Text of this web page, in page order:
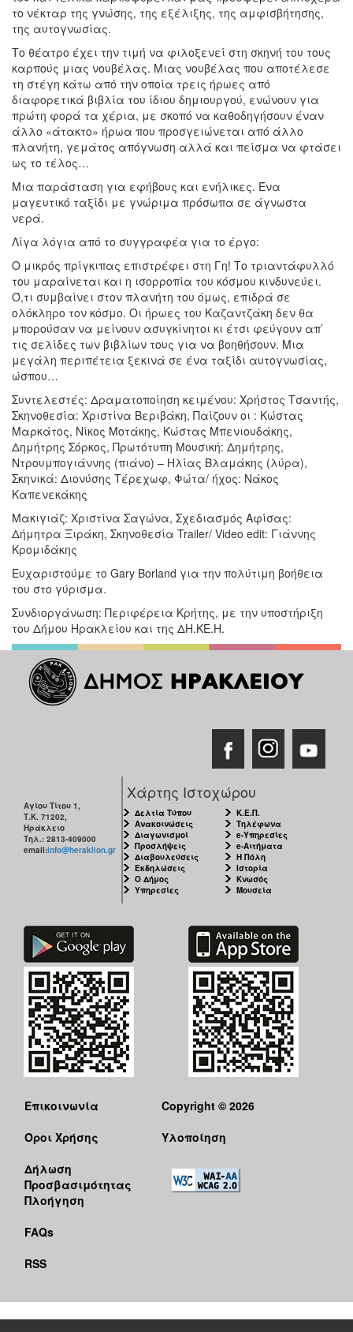
το νέκταρ της γνώσης, της εξέλιξης, της αμφισβήτησης,
της αυτογνωσίας.
Το θέατρο έχει την τιμή να φιλοξενεί στη σκηνή του τους
καρπούς μιας νουβέλας. Μιας νουβέλας που αποτέλεσε
τη στέγη κάτω από την οποία τρεις ήρωες από
διαφορετικά βιβλία του ίδιου δημιουργού, ενώνουν για
πρώτη φορά τα χέρια, με σκοπό να καθοδηγήσουν έναν
άλλο «άτακτο» ήρωα που προσγειώνεται από άλλο
πλανήτη, γεμάτος απόγνωση αλλά και πείσμα να φτάσει
ως το τέλος…
Μια παράσταση για εφήβους και ενήλικες. Ένα
μαγευτικό ταξίδι με γνώριμα πρόσωπα σε άγνωστα
νερά.
Λίγα λόγια από το συγγραφέα για το έργο:
Ο μικρός πρίγκιπας επιστρέφει στη Γη! Το τριαντάφυλλό
του μαραίνεται και η ισορροπία του κόσμου κινδυνεύει.
Ό,τι συμβαίνει στον πλανήτη του όμως, επιδρά σε
ολόκληρο τον κόσμο. Οι ήρωες του Καζαντζάκη δεν θα
μπορούσαν να μείνουν ασυγκίνητοι κι έτσι φεύγουν απ’
τις σελίδες των βιβλίων τους για να βοηθήσουν. Μια
μεγάλη περιπέτεια ξεκινά σε ένα ταξίδι αυτογνωσίας,
ώσπου…
Συντελεστές: Δραματοποίηση κειμένου: Χρήστος Τσαντής,
Σκηνοθεσία: Χριστίνα Βεριβάκη, Παίζουν οι : Κώστας
Μαρκάτος, Νίκος Μοτάκης, Κώστας Μπενιουδάκης,
Δημήτρης Σόρκος, Πρωτότυπη Μουσική: Δημήτρης,
Ντρουμπογιάννης (πιάνο) – Ηλίας Βλαμάκης (λύρα),
Σκηνικά: Διονύσης Τέρεχωφ, Φώτα/ ήχος: Νάκος
Καπενεκάκης
Μακιγιάζ: Χριστίνα Σαγώνα, Σχεδιασμός Αφίσας:
Δήμητρα Ξιράκη, Σκηνοθεσία Trailer/ Video edit: Γιάννης
Κρομιδάκης
Ευχαριστούμε το Gary Borland για την πολύτιμη βοήθεια
του στο γύρισμα.
Συνδιοργάνωση: Περιφέρεια Κρήτης, με την υποστήριξη
του Δήμου Ηρακλείου και της ΔΗ.ΚΕ.Η.
Αγίου Τίτου 1,
Τ.Κ. 71202,
Ηράκλειο
Τηλ.: 2813-409000
email:info@heraklion.gr
Χάρτης Ιστοχώρου
Δελτία Τύπου
Ανακοινώσεις
Διαγωνισμοί
Προσλήψεις
Διαβουλεύσεις
Εκδηλώσεις
Ο Δήμος
Υπηρεσίες
Κ.Ε.Π.
Τηλέφωνα
e-Υπηρεσίες
e-Αιτήματα
Η Πόλη
Ιστορία
Κνωσός
Μουσεία
Επικοινωνία
Όροι Χρήσης
Δήλωση
Προσβασιμότητας
Πλοήγηση
FAQs
RSS
Copyright © 2026
Υλοποίηση